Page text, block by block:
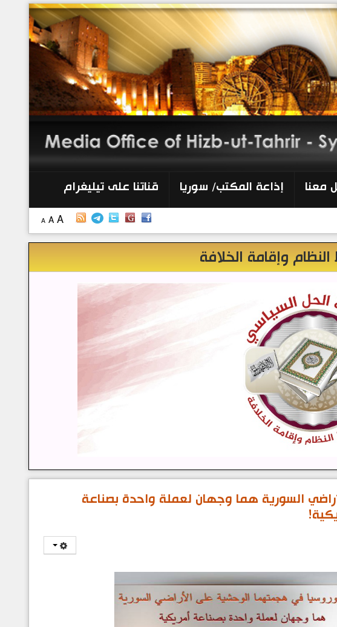
الرئيسية
إصدارات
منبر الصحافة
تواصل معنا
إذاعة المكتب/ سوريا
معنا إذاعة المكتب/ سوريا قناتنا على تيليغرام
A A A
وإقامة الخلافة
السورية هما وجهان لعملة واحدة بصناعة